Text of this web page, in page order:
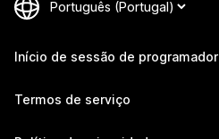
Início de sessão de programador
Termos de serviço